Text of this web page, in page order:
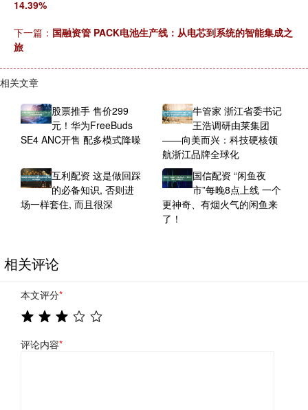
14.39%
下一篇： 国融资管 PACK电池生产线：从电芯到系统的智能集成之
旅
相关文章
股票推手 售价299
元！华为FreeBuds
SE4 ANC开售 配多模式降噪
牛管家 浙江省委书记
王浩调研由莱集团
——向美而兴：科技硬核领
航浙江品牌全球化
互利配资 这是做回踩
的必备知识, 否则进
场一样套住, 而且很深
国信配资 “闲鱼夜
市”每晚8点上线 一个
更神奇、有烟火气的闲鱼来
了！
相关评论
本文评分*
评论内容*